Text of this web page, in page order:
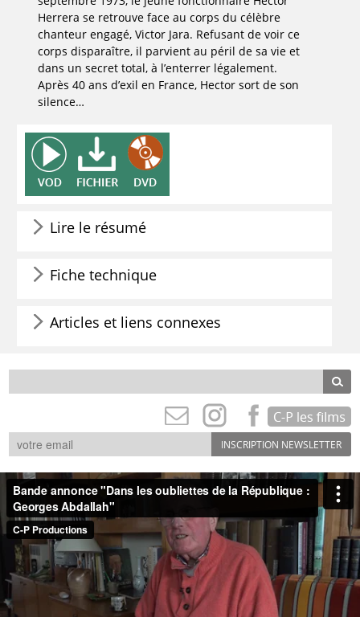
Herrera se retrouve face au corps du célèbre
chanteur engagé, Victor Jara. Refusant de voir ce
corps disparaître, il parvient au péril de sa vie et
dans un secret total, à l’enterrer légalement.
Après 40 ans d’exil en France, Hector sort de son
silence…
Lire le résumé
Fiche technique
Articles et liens connexes